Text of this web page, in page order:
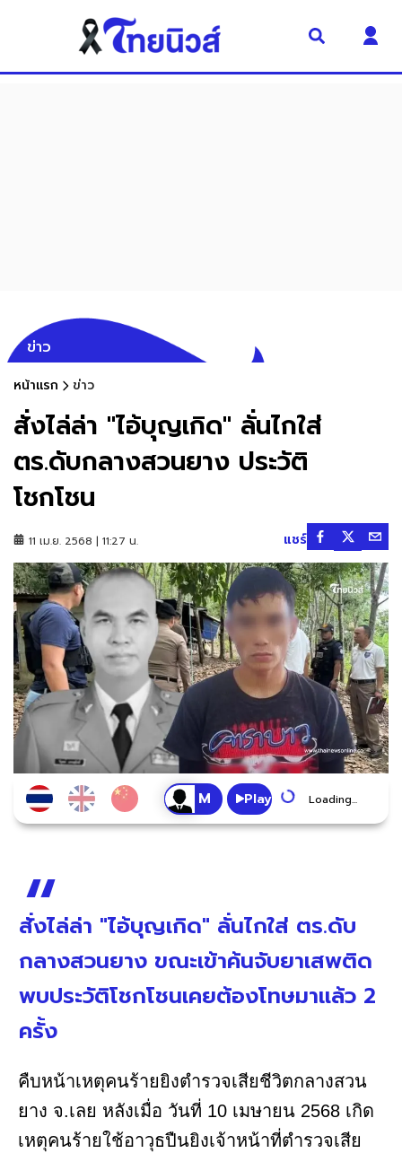
ข่าว
หน้าแรก ข่าว
สั่งไล่ล่า "ไอ้บุญเกิด" ลั่นไกใส่
ตร.ดับกลางสวนยาง ประวัติ
โชกโชน
11 เม.ย. 2568 | 11:27 น. แชร์
Play Loading...
สั่งไล่ล่า "ไอ้บุญเกิด" ลั่นไกใส่ ตร.ดับ
กลางสวนยาง ขณะเข้าค้นจับยาเสพติด
พบประวัติโชกโชนเคยต้องโทษมาแล้ว 2
ครั้ง
คืบหน้าเหตุคนร้ายยิงตำรวจเสียชีวิตกลางสวน
ยาง จ.เลย หลังเมื่อ วันที่ 10 เมษายน 2568 เกิด
เหตุคนร้ายใช้อาวุธปืนยิงเจ้าหน้าที่ตำรวจเสีย